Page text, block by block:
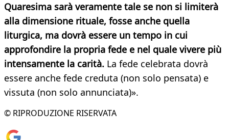
Quaresima sarà veramente tale se non si limiterà
alla dimensione rituale, fosse anche quella
liturgica, ma dovrà essere un tempo in cui
approfondire la propria fede e nel quale vivere più
intensamente la carità. La fede celebrata dovrà
essere anche fede creduta (non solo pensata) e
vissuta (non solo annunciata)».
© RIPRODUZIONE RISERVATA